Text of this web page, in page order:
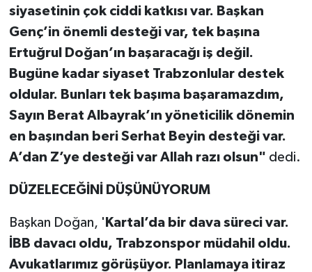
siyasetinin çok ciddi katkısı var. Başkan
Genç’in önemli desteği var, tek başına
Ertuğrul Doğan’ın başaracağı iş değil.
Bugüne kadar siyaset Trabzonlular destek
oldular. Bunları tek başıma başaramazdım,
Sayın Berat Albayrak’ın yöneticilik dönemin
en başından beri Serhat Beyin desteği var.
A’dan Z’ye desteği var Allah razı olsun" dedi.
DÜZELECEĞİNİ DÜŞÜNÜYORUM
Başkan Doğan, ' Kartal’da bir dava süreci var.
İBB davacı oldu, Trabzonspor müdahil oldu.
Avukatlarımız görüşüyor. Planlamaya itiraz